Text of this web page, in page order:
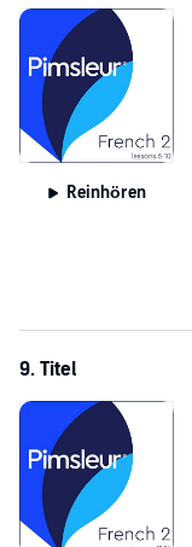
Reinhören
9. Titel